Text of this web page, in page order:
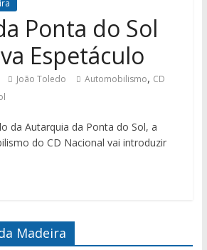
Ponta do Sol
Espetáculo
João Toledo Automobilismo, CD
da Autarquia da Ponta do Sol, a
do CD Nacional vai introduzir
Madeira